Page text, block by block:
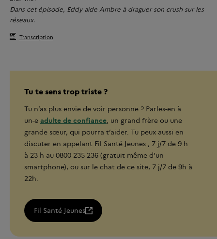
Dans cet épisode, Eddy aide Ambre à draguer son crush sur les
réseaux.
Transcription
Tu te sens trop triste ?
Tu n’as plus envie de voir personne ? Parles-en à
un-e adulte de confiance, un grand frère ou une
grande sœur, qui pourra t’aider. Tu peux aussi en
discuter en appelant Fil Santé Jeunes , 7 j/7 de 9 h
à 23 h au 0800 235 236 (gratuit même d’un
smartphone), ou sur le chat de ce site, 7 j/7 de 9h à
22h.
Fil Santé Jeunes